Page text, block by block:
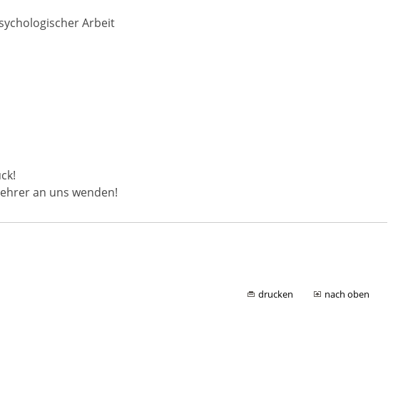
Arbeit
an uns wenden!
drucken nach oben